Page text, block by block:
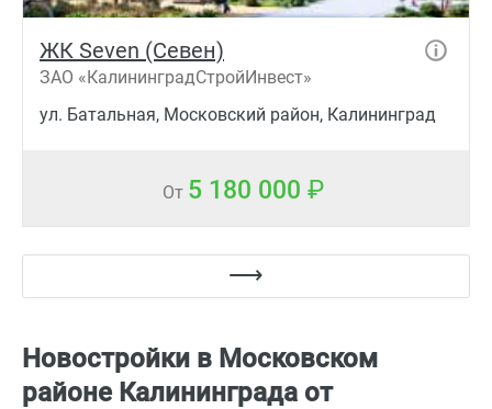
ЖК Seven (Севен)
ЗАО «КалининградСтройИнвест»
ул. Батальная, Московский район, Калининград
От 5 180 000
Новостройки в Московском
районе Калининграда от